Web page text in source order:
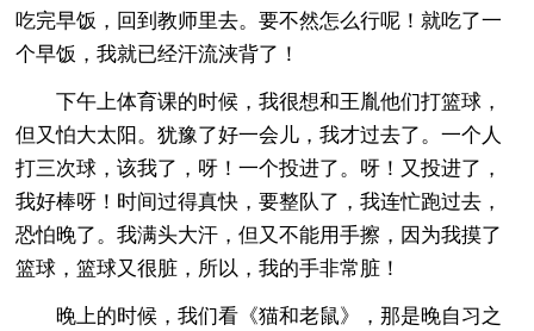
吃完早饭，回到教师里去。要不然怎么行呢！就吃了一
个早饭，我就已经汗流浃背了！
下午上体育课的时候，我很想和王胤他们打篮球，
但又怕大太阳。犹豫了好一会儿，我才过去了。一个人
打三次球，该我了，呀！一个投进了。呀！又投进了，
我好棒呀！时间过得真快，要整队了，我连忙跑过去，
恐怕晚了。我满头大汗，但又不能用手擦，因为我摸了
篮球，篮球又很脏，所以，我的手非常脏！
晚上的时候，我们看《猫和老鼠》，那是晚自习之